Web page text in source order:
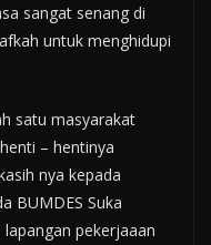
sangat senang di
untuk menghidupi
satu masyarakat
– hentinya
nya kepada
BUMDES Suka
pekerjaaan